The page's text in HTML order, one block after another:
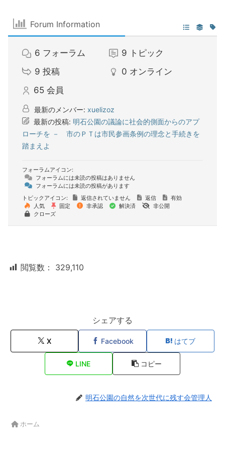
Forum Information
6 フォーラム 9 トピック
9 投稿 0 オンライン
65 会員
最新のメンバー: xuelizoz
最新の投稿: 明石公園の議論に社会的側面からのアプ
ローチを － 市のＰＴは市民参画条例の理念と手続きを
踏まえよ
フォーラムアイコン:
フォーラムには未読の投稿はありません
フォーラムには未読の投稿があります
トピックアイコン:
返信されていません 返信
有効
人気
固定 非承認 解決済
非公開
クローズ
閲覧数： 329,110
シェアする
X Facebook はてブ
LINE コピー
明石公園の自然を次世代に残す会管理人
ホーム